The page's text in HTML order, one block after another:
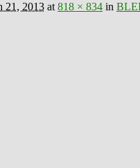
21, 2013 at818 × 834 in